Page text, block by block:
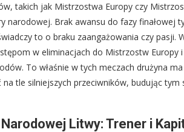
takich jak Mistrzostwa Europy czy
narodowej. Brak awansu do fazy finałowej
to o braku zaangażowania czy pasji.
w eliminacjach do Mistrzostw
To właśnie w tych meczach drużyna
tle silniejszych przeciwników, budując tym
Litwy: Trener i